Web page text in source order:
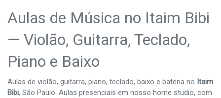
Aulas de Música no Itaim Bibi
— Violão, Guitarra, Teclado,
Piano e Baixo
Aulas de violão, guitarra, piano, teclado, baixo e bateria no Itaim
Bibi, São Paulo. Aulas presenciais em nosso home studio, com